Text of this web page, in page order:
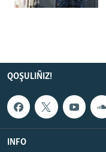
QOŞULIÑIZ!
INFO